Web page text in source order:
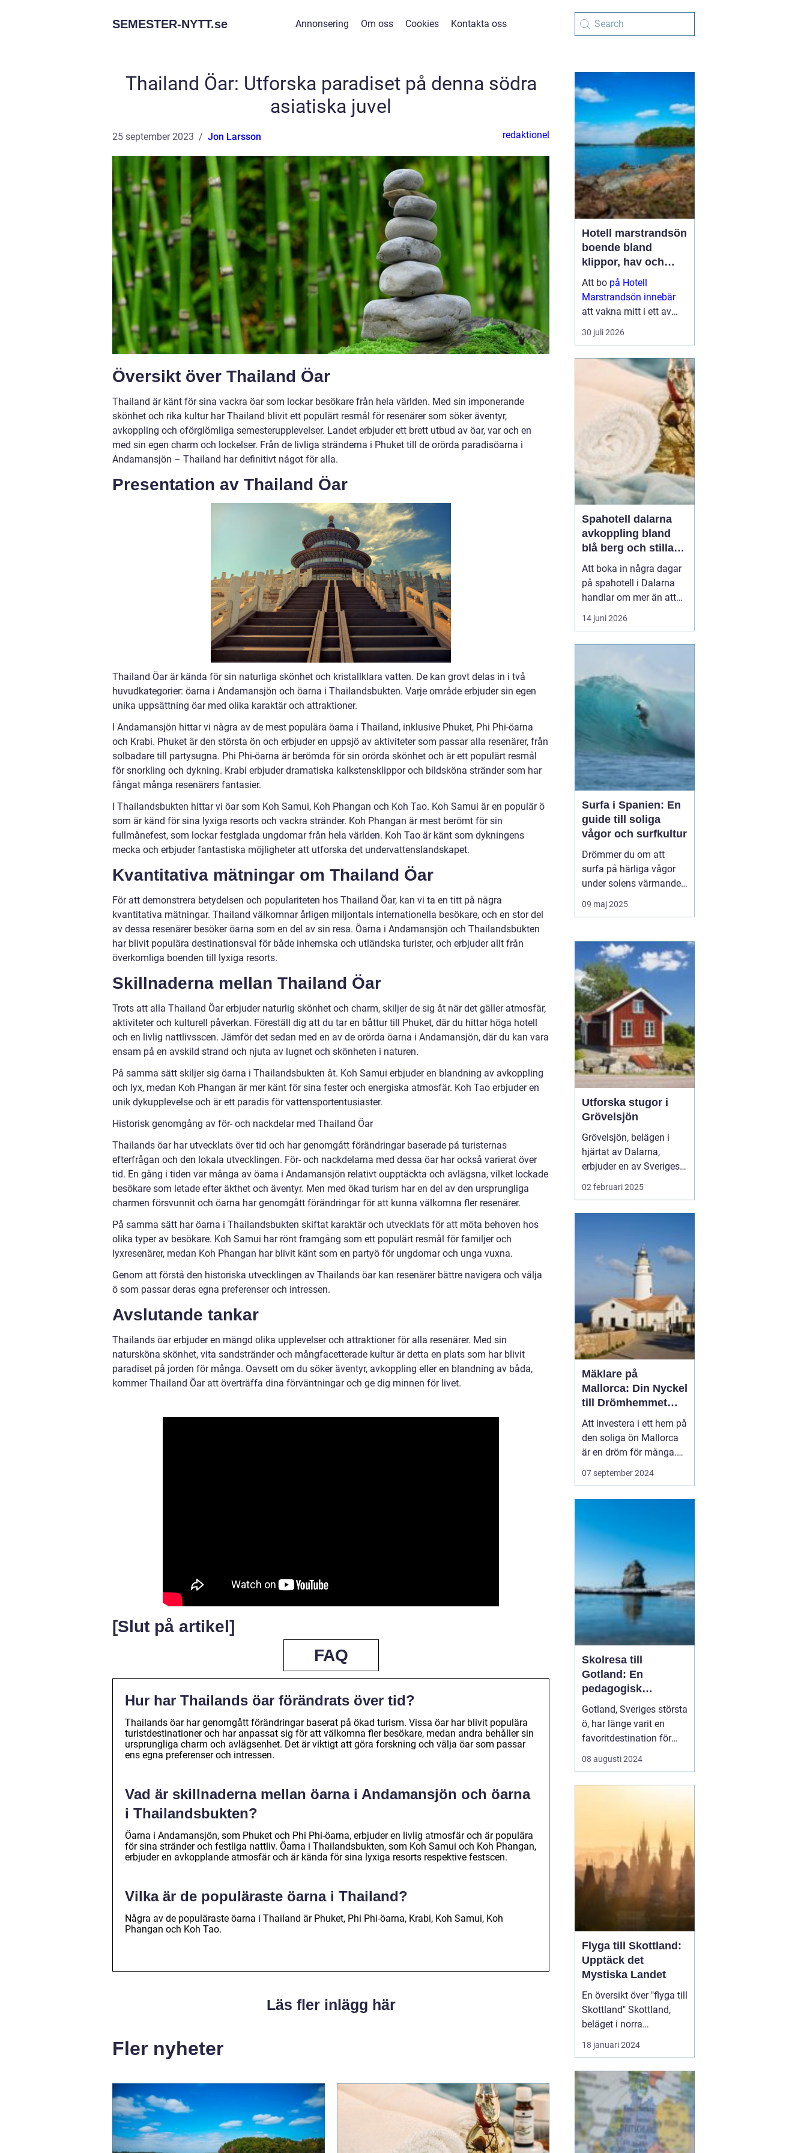
SEMESTER-NYTT.se Annonsering Om oss Cookies Kontakta oss
Thailand Öar: Utforska paradiset på denna södra
asiatiska juvel
25 september 2023 Jon Larsson redaktionel
Översikt över Thailand Öar
Thailand är känt för sina vackra öar som lockar besökare från hela världen. Med sin imponerande
skönhet och rika kultur har Thailand blivit ett populärt resmål för resenärer som söker äventyr,
avkoppling och oförglömliga semesterupplevelser. Landet erbjuder ett brett utbud av öar, var och en
med sin egen charm och lockelser. Från de livliga stränderna i Phuket till de orörda paradisöarna i
Andamansjön – Thailand har definitivt något för alla.
Presentation av Thailand Öar
Thailand Öar är kända för sin naturliga skönhet och kristallklara vatten. De kan grovt delas in i två
huvudkategorier: öarna i Andamansjön och öarna i Thailandsbukten. Varje område erbjuder sin egen
unika uppsättning öar med olika karaktär och attraktioner.
I Andamansjön hittar vi några av de mest populära öarna i Thailand, inklusive Phuket, Phi Phi-öarna
och Krabi. Phuket är den största ön och erbjuder en uppsjö av aktiviteter som passar alla resenärer, från
solbadare till partysugna. Phi Phi-öarna är berömda för sin orörda skönhet och är ett populärt resmål
för snorkling och dykning. Krabi erbjuder dramatiska kalkstensklippor och bildsköna stränder som har
fångat många resenärers fantasier.
I Thailandsbukten hittar vi öar som Koh Samui, Koh Phangan och Koh Tao. Koh Samui är en populär ö
som är känd för sina lyxiga resorts och vackra stränder. Koh Phangan är mest berömt för sin
fullmånefest, som lockar festglada ungdomar från hela världen. Koh Tao är känt som dykningens
mecka och erbjuder fantastiska möjligheter att utforska det undervattenslandskapet.
Kvantitativa mätningar om Thailand Öar
För att demonstrera betydelsen och populariteten hos Thailand Öar, kan vi ta en titt på några
kvantitativa mätningar. Thailand välkomnar årligen miljontals internationella besökare, och en stor del
av dessa resenärer besöker öarna som en del av sin resa. Öarna i Andamansjön och Thailandsbukten
har blivit populära destinationsval för både inhemska och utländska turister, och erbjuder allt från
överkomliga boenden till lyxiga resorts.
Skillnaderna mellan Thailand Öar
Trots att alla Thailand Öar erbjuder naturlig skönhet och charm, skiljer de sig åt när det gäller atmosfär,
aktiviteter och kulturell påverkan. Föreställ dig att du tar en båttur till Phuket, där du hittar höga hotell
och en livlig nattlivsscen. Jämför det sedan med en av de orörda öarna i Andamansjön, där du kan vara
ensam på en avskild strand och njuta av lugnet och skönheten i naturen.
På samma sätt skiljer sig öarna i Thailandsbukten åt. Koh Samui erbjuder en blandning av avkoppling
och lyx, medan Koh Phangan är mer känt för sina fester och energiska atmosfär. Koh Tao erbjuder en
unik dykupplevelse och är ett paradis för vattensportentusiaster.
Historisk genomgång av för- och nackdelar med Thailand Öar
Thailands öar har utvecklats över tid och har genomgått förändringar baserade på turisternas
efterfrågan och den lokala utvecklingen. För- och nackdelarna med dessa öar har också varierat över
tid. En gång i tiden var många av öarna i Andamansjön relativt oupptäckta och avlägsna, vilket lockade
besökare som letade efter äkthet och äventyr. Men med ökad turism har en del av den ursprungliga
charmen försvunnit och öarna har genomgått förändringar för att kunna välkomna fler resenärer.
På samma sätt har öarna i Thailandsbukten skiftat karaktär och utvecklats för att möta behoven hos
olika typer av besökare. Koh Samui har rönt framgång som ett populärt resmål för familjer och
lyxresenärer, medan Koh Phangan har blivit känt som en partyö för ungdomar och unga vuxna.
Genom att förstå den historiska utvecklingen av Thailands öar kan resenärer bättre navigera och välja
ö som passar deras egna preferenser och intressen.
Avslutande tankar
Thailands öar erbjuder en mängd olika upplevelser och attraktioner för alla resenärer. Med sin
natursköna skönhet, vita sandstränder och mångfacetterade kultur är detta en plats som har blivit
paradiset på jorden för många. Oavsett om du söker äventyr, avkoppling eller en blandning av båda,
kommer Thailand Öar att överträffa dina förväntningar och ge dig minnen för livet.
[Slut på artikel]
FAQ
Hur har Thailands öar förändrats över tid?
Thailands öar har genomgått förändringar baserat på ökad turism. Vissa öar har blivit populära
turistdestinationer och har anpassat sig för att välkomna fler besökare, medan andra behåller sin
ursprungliga charm och avlägsenhet. Det är viktigt att göra forskning och välja öar som passar
ens egna preferenser och intressen.
Vad är skillnaderna mellan öarna i Andamansjön och öarna
i Thailandsbukten?
Öarna i Andamansjön, som Phuket och Phi Phi-öarna, erbjuder en livlig atmosfär och är populära
för sina stränder och festliga nattliv. Öarna i Thailandsbukten, som Koh Samui och Koh Phangan,
erbjuder en avkopplande atmosfär och är kända för sina lyxiga resorts respektive festscen.
Vilka är de populäraste öarna i Thailand?
Några av de populäraste öarna i Thailand är Phuket, Phi Phi-öarna, Krabi, Koh Samui, Koh
Phangan och Koh Tao.
Läs fler inlägg här
Fler nyheter
Hotell marstrandsön
boende bland
klippor, hav och
historia
Att bo på Hotell
Marstrandsön innebär
att vakna mitt i ett av
Bohusläns mest
sägenomspunna
Marstrandsön lockar
med salta bad, trånga
gränder, livlig gästhamn
och en av Sveriges mest
kända fästning...
30 juli 2026
Spahotell dalarna
avkoppling bland
blå berg och stilla
vatten
Att boka in några dagar
på spahotell i Dalarna
handlar om mer än att
bada varmt och få
massage.
miljö där både kropp och
huvud får chans att
varva ner. Här möter
traditionella ...
14 juni 2026
Surfa i Spanien: En
guide till soliga
vågor och surfkultur
Drömmer du om att
surfa på härliga vågor
under solens värmande
strålar? Spanien är ett
land känt för sin
fantastiska surfvågor.
Från Atlanten till
Medelhavet erbjuder...
09 maj 2025
Utforska stugor i
Grövelsjön
Grövelsjön, belägen i
hjärtat av Dalarna,
erbjuder en av Sveriges
mest natursköna
perfekt destinati...
02 februari 2025
Mäklare på
Mallorca: Din Nyckel
till Drömhemmet
under Solen
Att investera i ett hem på
den soliga ön Mallorca
är en dröm för många.
Tack vare ön paradislika
stränder, härliga klimat
hela världen till d...
07 september 2024
Skolresa till
Gotland: En
pedagogisk
äventyrsresa
Gotland, Sveriges största
ö, har länge varit en
favoritdestination för
skolresor. Med sin rika
historia, fantastiska
lärande och nöje för
08 augusti 2024
Flyga till Skottland:
Upptäck det
Mystiska Landet
En översikt över "flyga till
Skottland" Skottland,
beläget i norra
Storbritannien, är känt
för sin rika historia,
kultur. Att flyga till
Skottland är ett bekvämt
och snabbt sätt att ta sig
till denna fascinerande
destination. ...
18 januari 2024